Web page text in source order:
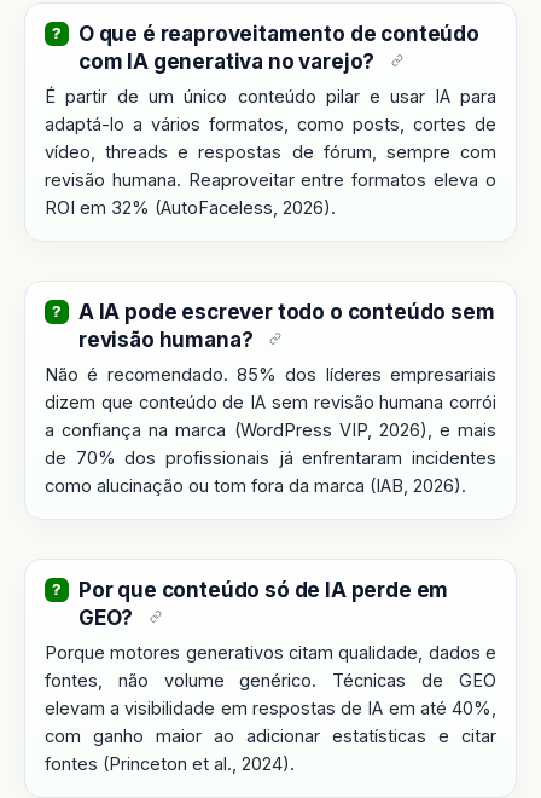
O que é reaproveitamento de conteúdo
com IA generativa no varejo?
É partir de um único conteúdo pilar e usar IA para
adaptá-lo a vários formatos, como posts, cortes de
vídeo, threads e respostas de fórum, sempre com
revisão humana. Reaproveitar entre formatos eleva o
ROI em 32% (AutoFaceless, 2026).
A IA pode escrever todo o conteúdo sem
revisão humana?
Não é recomendado. 85% dos líderes empresariais
dizem que conteúdo de IA sem revisão humana corrói
a confiança na marca (WordPress VIP, 2026), e mais
de 70% dos profissionais já enfrentaram incidentes
como alucinação ou tom fora da marca (IAB, 2026).
Por que conteúdo só de IA perde em
GEO?
Porque motores generativos citam qualidade, dados e
fontes, não volume genérico. Técnicas de GEO
elevam a visibilidade em respostas de IA em até 40%,
com ganho maior ao adicionar estatísticas e citar
fontes (Princeton et al., 2024).